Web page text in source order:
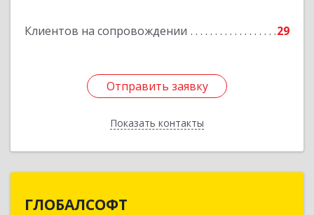
Клиентов на сопровождении 29
Отправить заявку
Показать контакты
Отправить заявку
Назад
ГЛОБАЛСОФТ